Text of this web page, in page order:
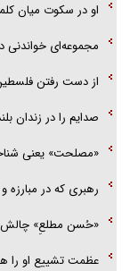
او در سکوت میان
مجموعه‌ای خواندنی
از دست رفتن
صدایم را در زندان
«مصلحت» یعنی
رهبری که در مبارزه
«حُسن مطلعِ»
عظمت تشییع او را